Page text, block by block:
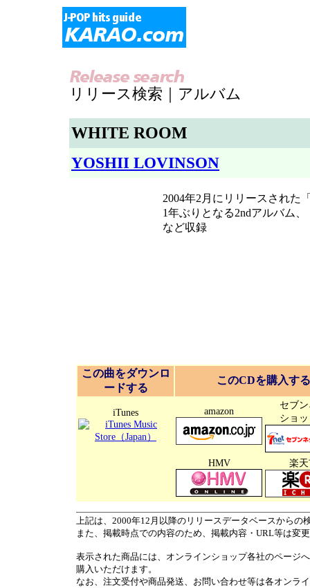
リリース検索｜アルバム
WHITE ROOM
YOSHII LOVINSON
2004年2月にリリースされた
1年ぶりとなる2ndアルバム
など収録
この曲をダウンロ
ードする
このCDを購入する
iTunes amazon
セブ
ショ
HMV 楽
上記は、2000年12月以降のリリースデータベースからの
また、掲載時点での内容のため、掲載内容・URL等は変
表示された商品には、オンラインショップ各社のページ
購入いただけます。
なお、注文受付や商品発送、お問い合わせ等は各オンラ